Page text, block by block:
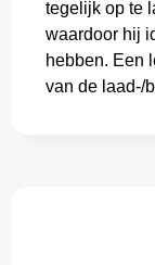
tegelijk op te
waardoor hij
hebben. Een
van de laad-/